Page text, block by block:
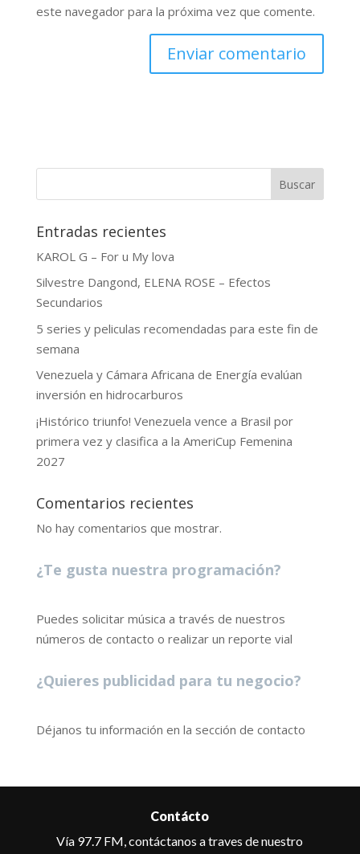
este navegador para la próxima vez que comente.
Buscar
Entradas recientes
KAROL G – For u My lova
Silvestre Dangond, ELENA ROSE – Efectos
Secundarios
5 series y peliculas recomendadas para este fin de
semana
Venezuela y Cámara Africana de Energía evalúan
inversión en hidrocarburos
¡Histórico triunfo! Venezuela vence a Brasil por
primera vez y clasifica a la AmeriCup Femenina
2027
Comentarios recientes
No hay comentarios que mostrar.
¿Te gusta nuestra programación?
Puedes solicitar música a través de nuestros
números de contacto o realizar un reporte vial
¿Quieres publicidad para tu negocio?
Déjanos tu información en la sección de contacto
Contácto
Vía 97.7 FM, contáctanos a traves de nuestro